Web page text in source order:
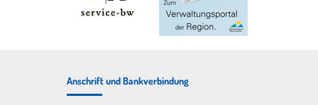
Anschrift und Bankverbindung